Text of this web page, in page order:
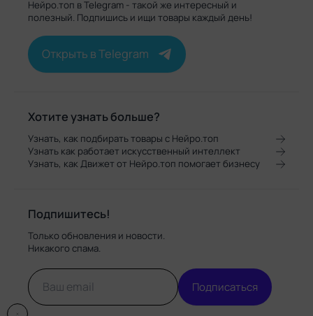
Нейро.топ в Telegram - такой же интересный и
полезный. Подпишись и ищи товары каждый день!
Открыть в Telegram
Хотите узнать больше?
Узнать, как подбирать товары с Нейро.топ
Узнать как работает искусственный интеллект
Узнать, как Движет от Нейро.топ помогает бизнесу
Подпишитесь!
Только обновления и новости.
Никакого спама.
Подписаться